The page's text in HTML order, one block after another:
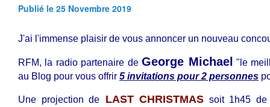
Publié le 25 Novembre 2019
J'ai l'immense plaisir de vous annoncer un nouveau
RFM, la radio partenaire deGeorge Michael "le
au Blog pour vous offrir 5 invitations pour 2 personnes
Une projection de LAST CHRISTMAS soit 1h45 de